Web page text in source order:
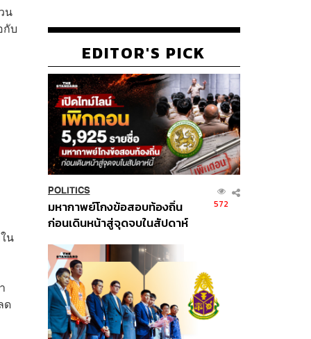
น
กับ
น
ด
EDITOR'S PICK
POLITICS
มหากาพย์โกงข้อสอบท้องถิ่น
ก่อนเดินหน้าสู่จุดจบในสัปดาห์
572